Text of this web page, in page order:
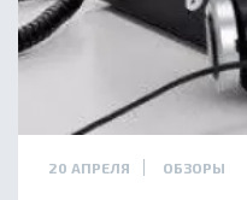
20 АПРЕЛЯ ОБЗОРЫ